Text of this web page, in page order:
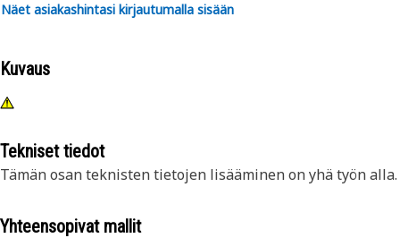
Näet asiakashintasi kirjautumalla sisään
Kuvaus
Tekniset tiedot
Tämän osan teknisten tietojen lisääminen on yhä työn alla.
Yhteensopivat mallit